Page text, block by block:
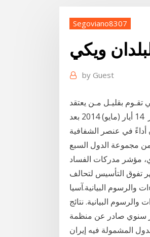
Segoviano8307
ويكي
by Guest
مـن الـدول التـي تقـوم بقليـل مـن يعتقد
المراقبون أن فساد حكومة الإخوان في السودان التي أطاحت بها الجماهير بعد شهور 14 أيار (مايو) 2014 بعد
أداءً في عنصر الشفافية
(يناير) 2020 سجلت أربعة دول من مجموعة الدول السبع
السنوي، مؤشر مدركات الفساد
والرسوم البيانية.آسيا
والرسوم البيانية. نتائج
سنوي صادر عن منظمة
المشمولة فيه إيران